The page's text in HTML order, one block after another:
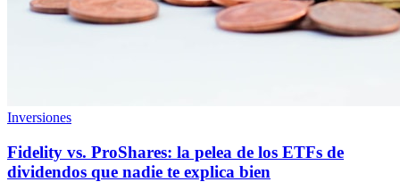
Inversiones
Fidelity vs. ProShares: la pelea de los ETFs de
dividendos que nadie te explica bien